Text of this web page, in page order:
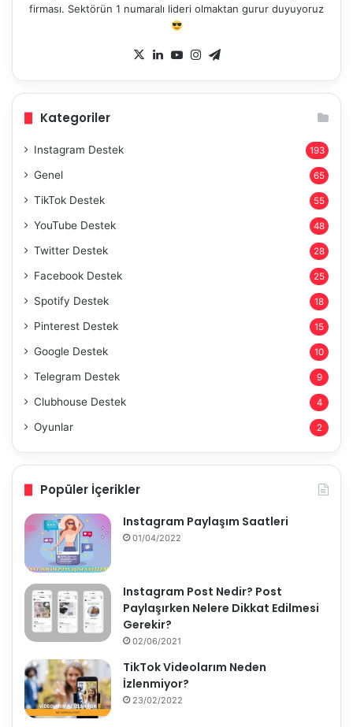
firması. Sektörün 1 numaralı lideri olmaktan gurur duyuyoruz
X LinkedIn
YouTubeInstagram
Kategoriler
Instagram Destek 193
Genel 65
TikTok Destek 55
YouTube Destek 48
Twitter Destek 28
Facebook Destek 25
Spotify Destek 18
Pinterest Destek 15
Google Destek 10
Telegram Destek 9
Clubhouse Destek 4
Oyunlar 2
Popüler İçerikler
Instagram Paylaşım Saatleri
01/04/2022
Instagram Post Nedir? Post
Paylaşırken Nelere Dikkat Edilmesi
Gerekir?
02/06/2021
TikTok Videolarım Neden
İzlenmiyor?
23/02/2022